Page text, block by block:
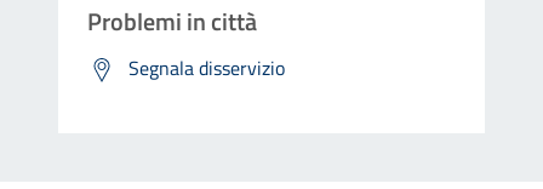
Problemi in città
Segnala disservizio